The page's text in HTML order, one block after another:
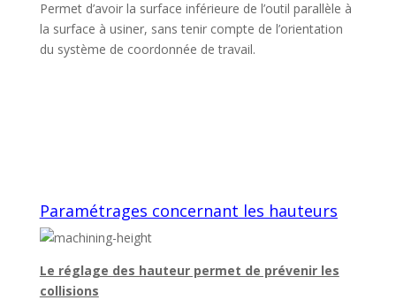
Permet d’avoir la surface inférieure de l’outil parallèle à
la surface à usiner, sans tenir compte de l’orientation
du système de coordonnée de travail.
Paramétrages concernant les hauteurs
Le réglage des hauteur permet de prévenir les
collisions